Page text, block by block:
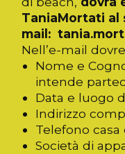
TaniaMortati al
mail:
Nell’e-mail
Nome e
intende
Data e luogo
Indirizzo
Telefono
Società di